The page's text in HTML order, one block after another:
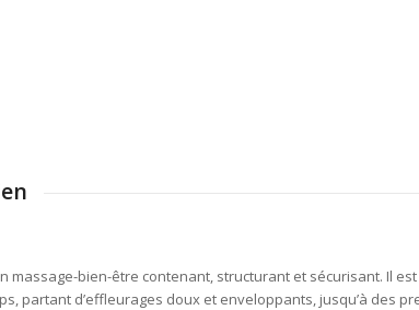
massage-bien-être contenant, structurant et sécurisant. Il
partant d’effleurages doux et enveloppants, jusqu’à des